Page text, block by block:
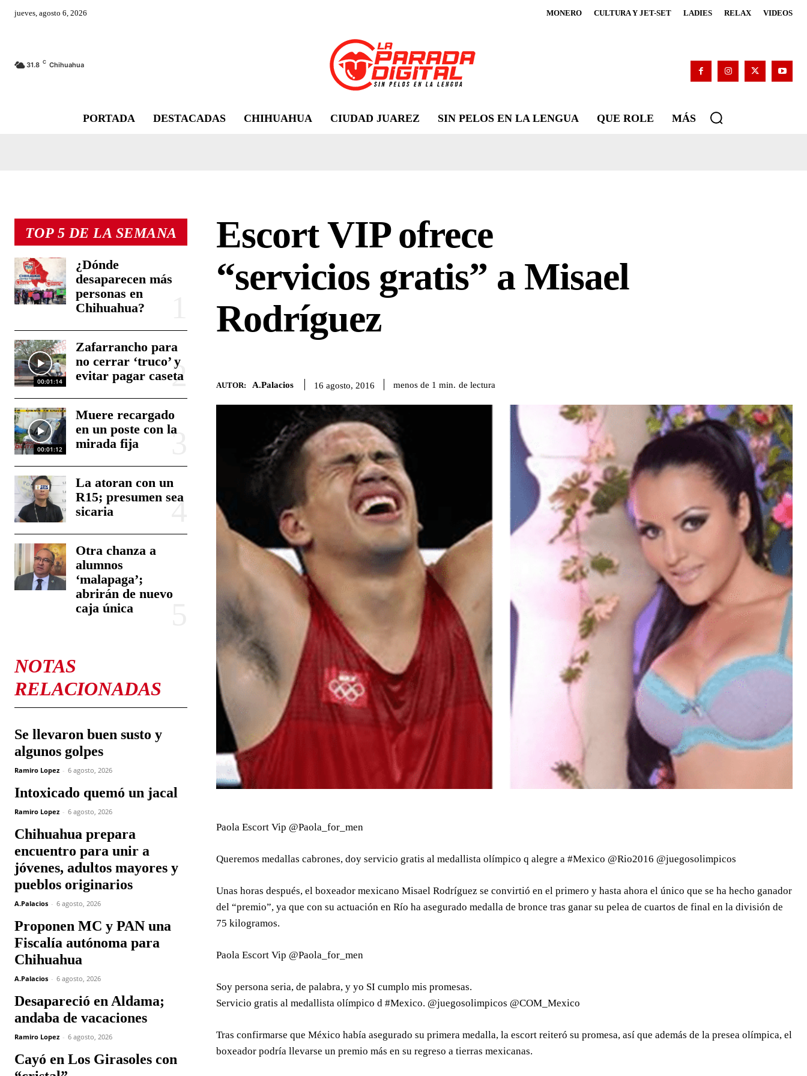
jueves, agosto 6, 2026 MONERO CULTURA Y JET-SET LADIES RELAX VIDEOS
31.8 C Chihuahua
PORTADA DESTACADAS CHIHUAHUA CIUDAD JUAREZ SIN PELOS EN LA LENGUA QUE ROLE MÁS
TOP 5 DE LA SEMANA
¿Dónde
desaparecen más
personas en
Chihuahua?
00:01:14
Zafarrancho para
no cerrar ‘truco’ y
evitar pagar caseta
00:01:12
Muere recargado
en un poste con la
mirada fija
La atoran con un
R15; presumen sea
sicaria
Otra chanza a
alumnos
‘malapaga’;
abrirán de nuevo
caja única
NOTAS
RELACIONADAS
Se llevaron buen susto y
algunos golpes
Ramiro Lopez - 6 agosto, 2026
Intoxicado quemó un jacal
Ramiro Lopez - 6 agosto, 2026
Chihuahua prepara
encuentro para unir a
jóvenes, adultos mayores y
pueblos originarios
A.Palacios - 6 agosto, 2026
Proponen MC y PAN una
Fiscalía autónoma para
Chihuahua
A.Palacios - 6 agosto, 2026
Desapareció en Aldama;
andaba de vacaciones
Ramiro Lopez - 6 agosto, 2026
Cayó en Los Girasoles con
Escort VIP ofrece
“servicios gratis” a Misael
Rodríguez
AUTOR: A.Palacios 16 agosto, 2016 menos de 1 min. de lectura
Paola Escort Vip @Paola_for_men
Queremos medallas cabrones, doy servicio gratis al medallista olímpico q alegre a #Mexico @Rio2016 @juegosolimpicos
Unas horas después, el boxeador mexicano Misael Rodríguez se convirtió en el primero y hasta ahora el único que se ha hecho ganador
del “premio”, ya que con su actuación en Río ha asegurado medalla de bronce tras ganar su pelea de cuartos de final en la división de
75 kilogramos.
Paola Escort Vip @Paola_for_men
Soy persona seria, de palabra, y yo SI cumplo mis promesas.
Servicio gratis al medallista olímpico d #Mexico. @juegosolimpicos @COM_Mexico
Tras confirmarse que México había asegurado su primera medalla, la escort reiteró su promesa, así que además de la presea olímpica, el
boxeador podría llevarse un premio más en su regreso a tierras mexicanas.